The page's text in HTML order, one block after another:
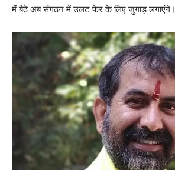
में बैठे अब संगठन में उलट फेर के लिए जुगाड़ लगाएंगे।